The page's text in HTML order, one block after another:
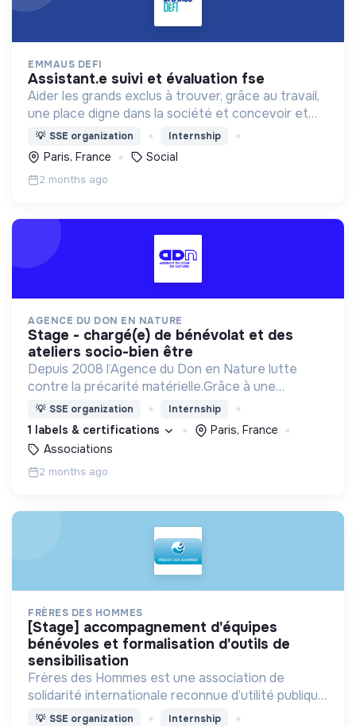
EMMAUS DEFI
assistant.e suivi et évaluation fse
Aider les grands exclus à trouver, grâce au travail,
une place digne dans la société et concevoir et
déployer un ensemble d’actions cohérentes pour
lutter contre l’exclusion.
💡 SSE organization Internship
Paris, France Social
2 months ago
AGENCE DU DON EN NATURE
stage - chargé(e) de bénévolat et des
ateliers socio-bien être
Depuis 2008 l’Agence du Don en Nature lutte
contre la précarité matérielle.Grâce à une
logistique unique, elle collecte, stocke et
redistribue des produits essentiels à 1500
associations de solidarité
💡 SSE organization Internship
1 labels & certifications
Paris, France
Associations
2 months ago
FRÈRES DES HOMMES
[stage] accompagnement d'équipes
bénévoles et formalisation d'outils de
sensibilisation
Frères des Hommes est une association de
solidarité internationale reconnue d’utilité publique,
laïque et apolitique.
💡 SSE organization Internship